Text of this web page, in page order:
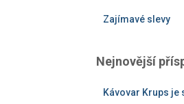
Zajímavé slevy
Nejnovější
Kávovar Krups je